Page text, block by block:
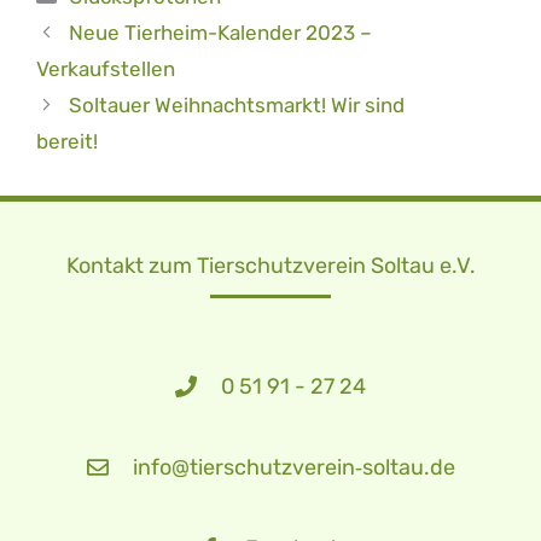
Neue Tierheim-Kalender 2023 –
Verkaufstellen
Soltauer Weihnachtsmarkt! Wir sind
bereit!
Kontakt zum Tierschutzverein Soltau e.V.
0 51 91 - 27 24
info@tierschutzverein‑soltau.de